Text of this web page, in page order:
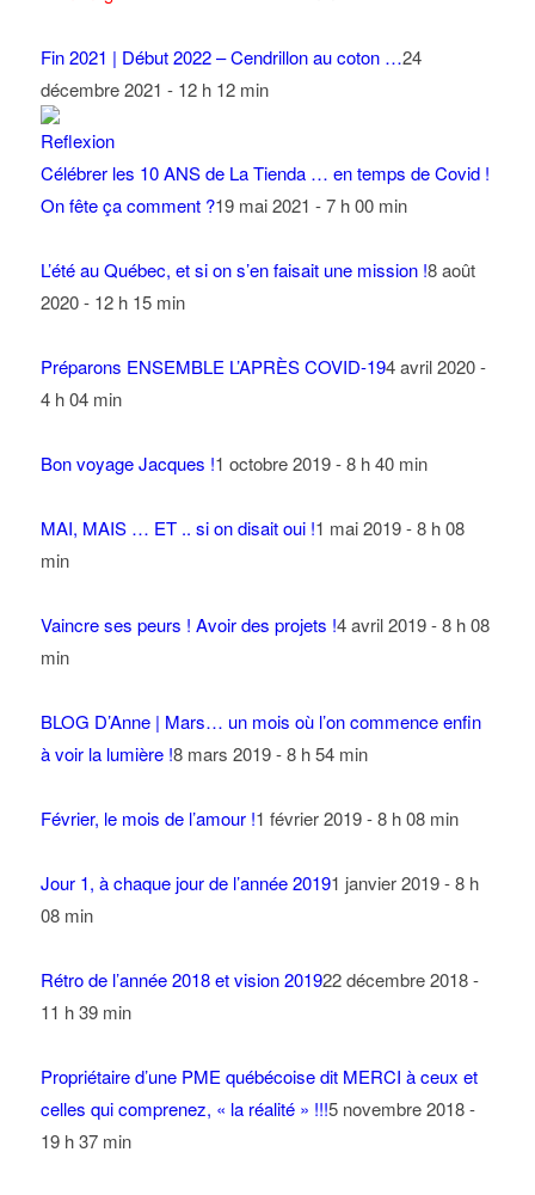
Fin 2021 | Début 2022 – Cendrillon au coton …24
décembre 2021 - 12 h 12 min
Célébrer les 10 ANS de La Tienda … en temps de Covid !
On fête ça comment ?19 mai 2021 - 7 h 00 min
L’été au Québec, et si on s’en faisait une mission !8 août
2020 - 12 h 15 min
Préparons ENSEMBLE L’APRÈS COVID-194 avril 2020 -
4 h 04 min
Bon voyage Jacques !1 octobre 2019 - 8 h 40 min
MAI, MAIS … ET .. si on disait oui !1 mai 2019 - 8 h 08
min
Vaincre ses peurs ! Avoir des projets !4 avril 2019 - 8 h 08
min
BLOG D’Anne | Mars… un mois où l’on commence enfin
à voir la lumière !8 mars 2019 - 8 h 54 min
Février, le mois de l’amour !1 février 2019 - 8 h 08 min
Jour 1, à chaque jour de l’année 20191 janvier 2019 - 8 h
08 min
Rétro de l’année 2018 et vision 201922 décembre 2018 -
11 h 39 min
Propriétaire d’une PME québécoise dit MERCI à ceux et
celles qui comprenez, « la réalité » !!!5 novembre 2018 -
19 h 37 min